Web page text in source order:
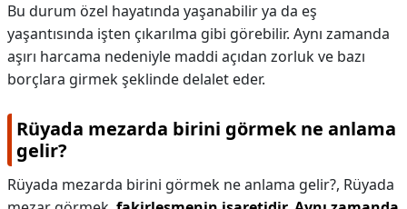
Bu durum özel hayatında yaşanabilir ya da eş
yaşantısında işten çıkarılma gibi görebilir. Aynı zamanda
aşırı harcama nedeniyle maddi açıdan zorluk ve bazı
borçlara girmek şeklinde delalet eder.
Rüyada mezarda birini görmek ne anlama
gelir?
Rüyada mezarda birini görmek ne anlama gelir?, Rüyada